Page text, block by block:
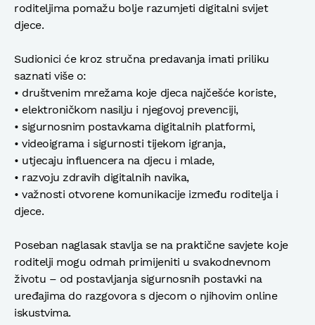
roditeljima pomažu bolje razumjeti digitalni svijet
djece.
Sudionici će kroz stručna predavanja imati priliku
saznati više o:
• društvenim mrežama koje djeca najčešće koriste,
• elektroničkom nasilju i njegovoj prevenciji,
• sigurnosnim postavkama digitalnih platformi,
• videoigrama i sigurnosti tijekom igranja,
• utjecaju influencera na djecu i mlade,
• razvoju zdravih digitalnih navika,
• važnosti otvorene komunikacije između roditelja i
djece.
Poseban naglasak stavlja se na praktične savjete koje
roditelji mogu odmah primijeniti u svakodnevnom
životu – od postavljanja sigurnosnih postavki na
uređajima do razgovora s djecom o njihovim online
iskustvima.